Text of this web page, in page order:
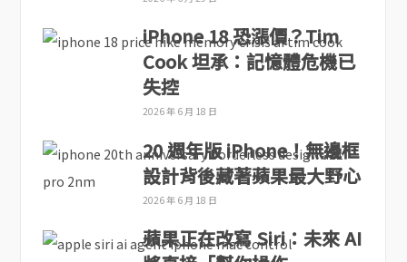
iPhone 18 恐漲價？Tim
Cook 坦承：記憶體危機已
失控
2026 年 6 月 18 日
20 週年版 iPhone！無邊框
設計背後藏著蘋果最大野心
2026 年 6 月 18 日
蘋果正在改寫 Siri：未來 AI